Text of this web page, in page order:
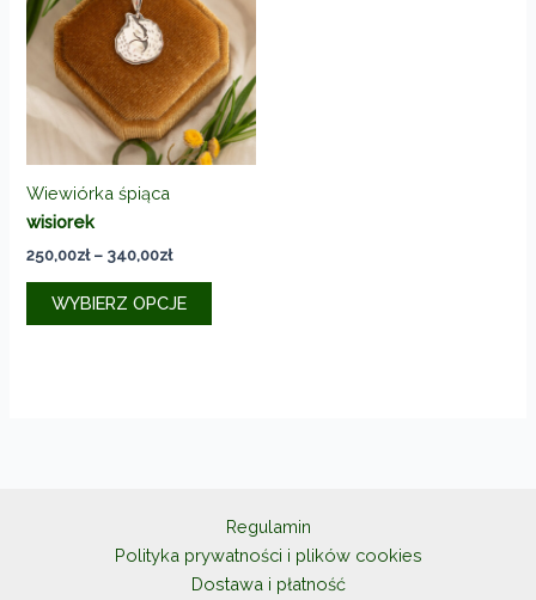
można
wybrać
na
stronie
produktu
Wiewiórka śpiąca
wisiorek
250,00zł – 340,00złZakres
od
250,00zł
WYBIERZ OPCJE
Ten
na
stronie
produktu
Regulamin
Polityka prywatności i plików cookies
Dostawa i płatność